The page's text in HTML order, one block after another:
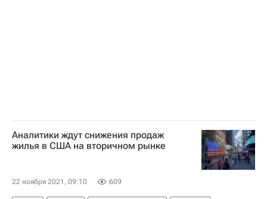
Аналитики ждут снижения продаж
жилья в США на вторичном рынке
22 ноября 2021, 09:10 609